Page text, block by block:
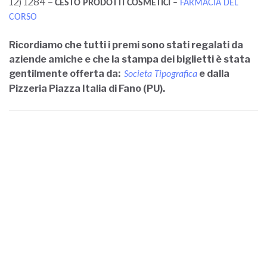
12) 1284 – CESTO PRODOTTI COSMETICI – FARMACIA DEL
CORSO
Ricordiamo che tutti i premi sono stati regalati da
aziende amiche e che la stampa dei biglietti è stata
gentilmente offerta da: Societa Tipografica e dalla
Pizzeria Piazza Italia di Fano (PU).